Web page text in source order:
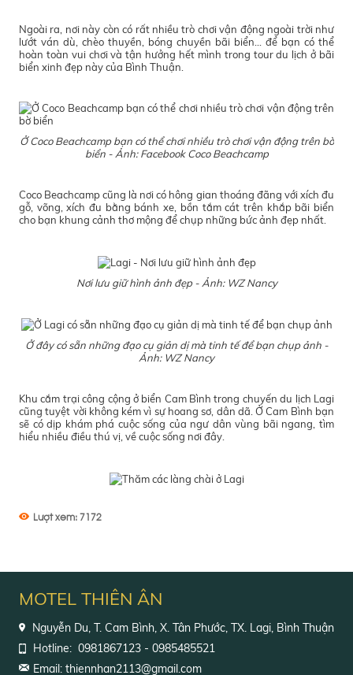
Ngoài ra, nơi này còn có rất nhiều trò chơi vận động ngoài trời như
lướt ván dù, chèo thuyền, bóng chuyền bãi biển... để bạn có thể
hoàn toàn vui chơi và tận hưởng hết mình trong tour du lịch ở bãi
biển xinh đẹp này của Bình Thuận.
Ở Coco Beachcamp bạn có thể chơi nhiều trò chơi vận động trên bờ
biển - Ảnh: Facebook Coco Beachcamp
Coco Beachcamp cũng là nơi có hông gian thoáng đãng với xích đu
gỗ, võng, xích đu bằng bánh xe, bồn tắm cát trên khắp bãi biển
cho bạn khung cảnh thơ mộng để chụp những bức ảnh đẹp nhất.
Nơi lưu giữ hình ảnh đẹp - Ảnh: WZ Nancy
Ở đây có sẵn những đạo cụ giản dị mà tinh tế để bạn chụp ảnh -
Ảnh: WZ Nancy
Khu cắm trại công cộng ở biển Cam Bình trong chuyến du lịch Lagi
cũng tuyệt vời không kém vì sự hoang sơ, dân dã. Ở Cam Bình bạn
sẽ có dịp khám phá cuộc sống của ngư dân vùng bãi ngang, tìm
hiểu nhiều điều thú vị, về cuộc sống nơi đây.
Lượt xem:7172
MOTEL THIÊN ÂN
Nguyễn Du, T. Cam Bình, X. Tân Phước, TX. Lagi, Bình Thuận
Hotline: 0981867123 - 0985485521
Email: thiennhan2113@gmail.com